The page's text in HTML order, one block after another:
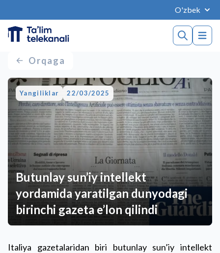
O'zbek
Orqaga
Yangiliklar 22/03/2025
Butunlay sun’iy intellekt
yordamida yaratilgan dunyodagi
birinchi gazeta e’lon qilindi
Italiya gazetalaridan biri butunlay sun’iy intellekt